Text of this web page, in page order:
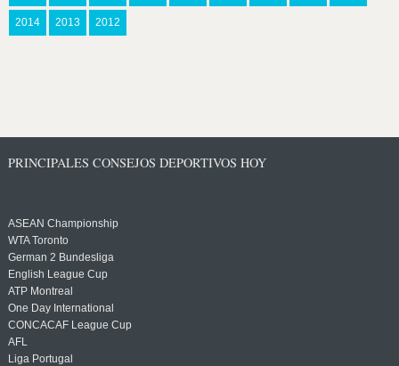
2014 2013 2012
PRINCIPALES CONSEJOS DEPORTIVOS HOY
ASEAN Championship
WTA Toronto
German 2 Bundesliga
English League Cup
ATP Montreal
One Day International
CONCACAF League Cup
AFL
Liga Portugal